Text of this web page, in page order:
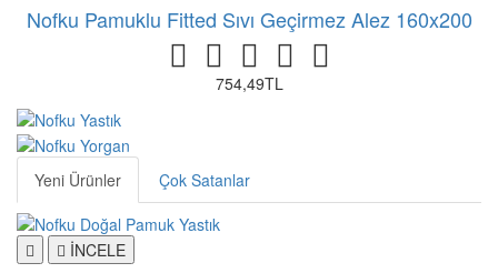
Nofku Pamuklu Fitted Sıvı Geçirmez Alez 160x200
754,49TL
Yeni Ürünler Çok Satanlar
İNCELE